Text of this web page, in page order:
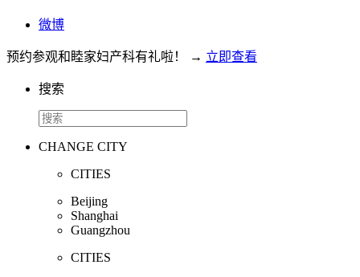
微博
预约参观和睦家妇产科有礼啦！ → 立即查看
搜索
CHANGE CITY
CITIES
Beijing
Shanghai
Guangzhou
CITIES